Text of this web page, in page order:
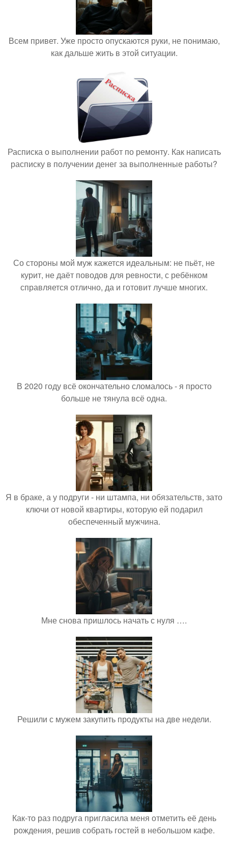
Всем привет. Уже просто опускаются руки, не понимаю,
как дальше жить в этой ситуации.
Расписка о выполнении работ по ремонту. Как написать
расписку в получении денег за выполненные работы?
Со стороны мой муж кажется идеальным: не пьёт, не
курит, не даёт поводов для ревности, с ребёнком
справляется отлично, да и готовит лучше многих.
В 2020 году всё окончательно сломалось - я просто
больше не тянула всё одна.
Я в браке, а у подруги - ни штампа, ни обязательств, зато
ключи от новой квартиры, которую ей подарил
обеспеченный мужчина.
Мне снова пришлось начать с нуля ….
Решили с мужем закупить продукты на две недели.
Как-то раз подруга пригласила меня отметить её день
рождения, решив собрать гостей в небольшом кафе.